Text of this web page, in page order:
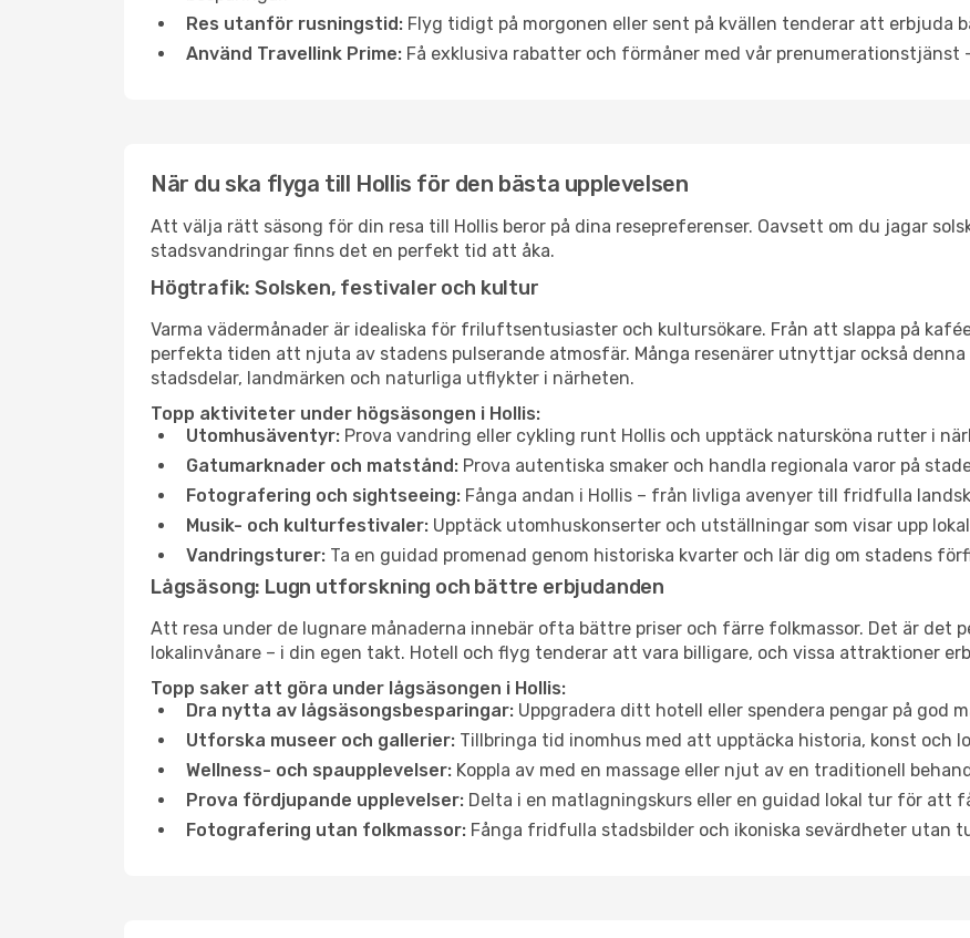
Res utanför rusningstid: Flyg tidigt på morgonen eller sent på kvällen tenderar att erbjuda
Använd Travellink Prime: Få exklusiva rabatter och förmåner med vår prenumerationstjänst
När du ska flyga till Hollis för den bästa upplevelsen
Att välja rätt säsong för din resa till Hollis beror på dina resepreferenser. Oavsett om du jagar
stadsvandringar finns det en perfekt tid att åka.
Högtrafik: Solsken, festivaler och kultur
Varma vädermånader är idealiska för friluftsentusiaster och kultursökare. Från att slappa på
perfekta tiden att njuta av stadens pulserande atmosfär. Många resenärer utnyttjar också
stadsdelar, landmärken och naturliga utflykter i närheten.
Topp aktiviteter under högsäsongen i Hollis:
Utomhusäventyr: Prova vandring eller cykling runt Hollis och upptäck natursköna rutter i
Gatumarknader och matstånd: Prova autentiska smaker och handla regionala varor på
Fotografering och sightseeing: Fånga andan i Hollis – från livliga avenyer till fridfulla
Musik- och kulturfestivaler: Upptäck utomhuskonserter och utställningar som visar upp
Vandringsturer: Ta en guidad promenad genom historiska kvarter och lär dig om stadens
Lågsäsong: Lugn utforskning och bättre erbjudanden
Att resa under de lugnare månaderna innebär ofta bättre priser och färre folkmassor. Det är det
lokalinvånare – i din egen takt. Hotell och flyg tenderar att vara billigare, och vissa attraktioner
Topp saker att göra under lågsäsongen i Hollis:
Dra nytta av lågsäsongsbesparingar: Uppgradera ditt hotell eller spendera pengar på god
Utforska museer och gallerier: Tillbringa tid inomhus med att upptäcka historia, konst och
Wellness- och spaupplevelser: Koppla av med en massage eller njut av en traditionell
Prova fördjupande upplevelser: Delta i en matlagningskurs eller en guidad lokal tur för att
Fotografering utan folkmassor: Fånga fridfulla stadsbilder och ikoniska sevärdheter utan